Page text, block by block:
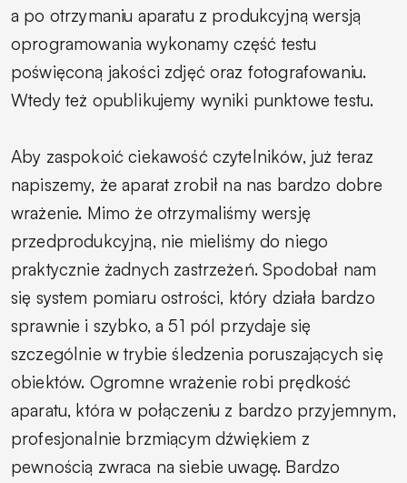
a po otrzymaniu aparatu z produkcyjną wersją
oprogramowania wykonamy część testu
poświęconą jakości zdjęć oraz fotografowaniu.
Wtedy też opublikujemy wyniki punktowe testu.
Aby zaspokoić ciekawość czytelników, już teraz
napiszemy, że aparat zrobił na nas bardzo dobre
wrażenie. Mimo że otrzymaliśmy wersję
przedprodukcyjną, nie mieliśmy do niego
praktycznie żadnych zastrzeżeń. Spodobał nam
się system pomiaru ostrości, który działa bardzo
sprawnie i szybko, a 51 pól przydaje się
szczególnie w trybie śledzenia poruszających się
obiektów. Ogromne wrażenie robi prędkość
aparatu, która w połączeniu z bardzo przyjemnym,
profesjonalnie brzmiącym dźwiękiem z
pewnością zwraca na siebie uwagę. Bardzo